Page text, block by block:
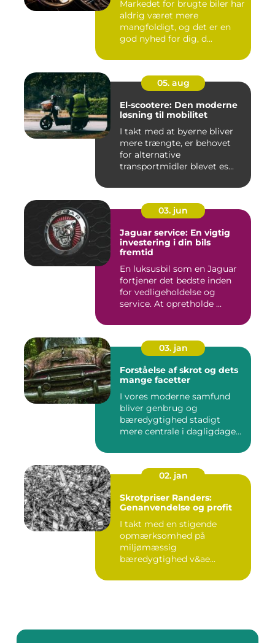
Markedet for brugte biler har
aldrig været mere
mangfoldigt, og det er en
god nyhed for dig, d...
05. aug
El-scootere: Den moderne
løsning til mobilitet
I takt med at byerne bliver
mere trængte, er behovet
for alternative
transportmidler blevet es...
03. jun
Jaguar service: En vigtig
investering i din bils
fremtid
En luksusbil som en Jaguar
fortjener det bedste inden
for vedligeholdelse og
service. At opretholde ...
03. jan
Forståelse af skrot og dets
mange facetter
I vores moderne samfund
bliver genbrug og
bæredygtighed stadigt
mere centrale i dagligdagen.
02. jan
Skrotpriser Randers:
Genanvendelse og profit
I takt med en stigende
opmærksomhed på
miljømæssig
bæredygtighed v&ae...